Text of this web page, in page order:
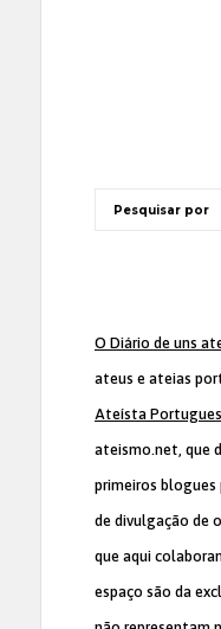
O Diário de uns
ateus e ateias
Ateísta
ateismo.net, que
primeiros blogues
de divulgação de
que aqui
espaço são da